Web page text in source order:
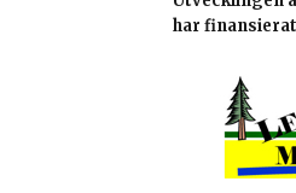
har